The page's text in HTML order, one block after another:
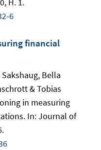
6
financial
Bella
& Tobias
in measuring
In: Journal of